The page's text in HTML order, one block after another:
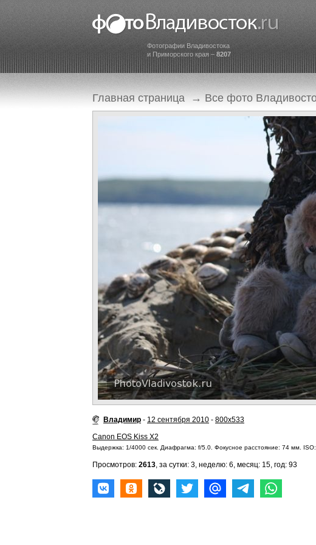
Фотографии Владивостока
и Приморского края – 8207
Главная страница → Все фото
Владимир - 12 сентября 2010 - 800x533
Canon EOS Kiss X2
Выдержка: 1/4000 сек. Диафрагма: f/5.0. Фокусное расстояние: 74 мм.
Просмотров: 2613, за сутки: 3, неделю: 6, месяц: 15, год: 93